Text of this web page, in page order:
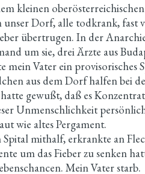
kleinen
unser Dorf, alle todkrank, fast
übertrugen. In der
um sie, drei Ärzte aus
mein Vater ein provisorisches
aus dem Dorf halfen bei
gewußt, daß es
Unmenschlichkeit
wie altes Pergament.
Spital mithalf, erkrankte an
um das Fieber zu senken
Mein Vater starb.